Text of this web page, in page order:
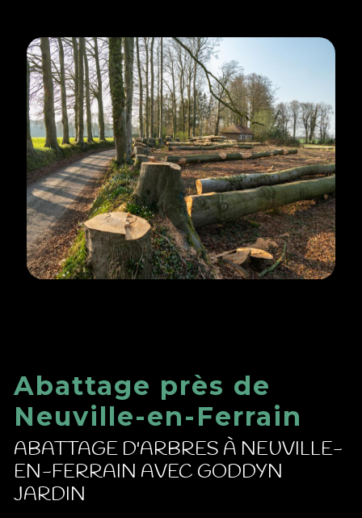
Abattage près de
Neuville-en-Ferrain
ABATTAGE D'ARBRES À NEUVILLE-
EN-FERRAIN AVEC GODDYN
JARDIN